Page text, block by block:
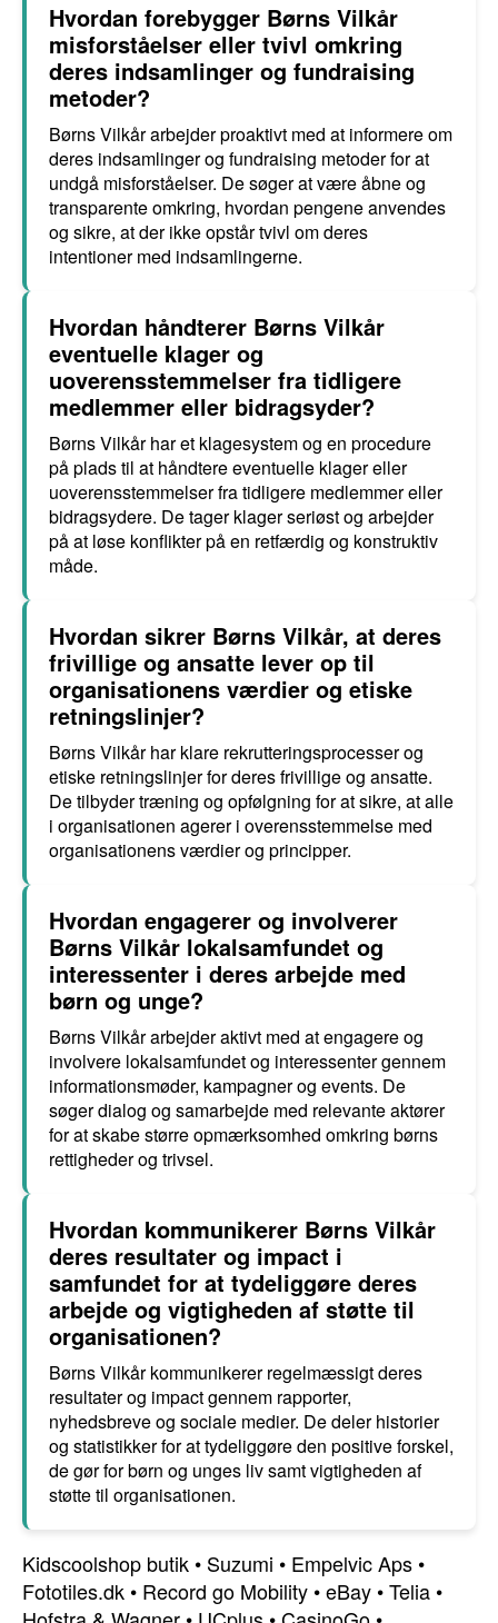
Hvordan forebygger Børns Vilkår
misforståelser eller tvivl omkring
deres indsamlinger og fundraising
metoder?
Børns Vilkår arbejder proaktivt med at informere om
deres indsamlinger og fundraising metoder for at
undgå misforståelser. De søger at være åbne og
transparente omkring, hvordan pengene anvendes
og sikre, at der ikke opstår tvivl om deres
intentioner med indsamlingerne.
Hvordan håndterer Børns Vilkår
eventuelle klager og
uoverensstemmelser fra tidligere
medlemmer eller bidragsyder?
Børns Vilkår har et klagesystem og en procedure
på plads til at håndtere eventuelle klager eller
uoverensstemmelser fra tidligere medlemmer eller
bidragsydere. De tager klager seriøst og arbejder
på at løse konflikter på en retfærdig og konstruktiv
måde.
Hvordan sikrer Børns Vilkår, at deres
frivillige og ansatte lever op til
organisationens værdier og etiske
retningslinjer?
Børns Vilkår har klare rekrutteringsprocesser og
etiske retningslinjer for deres frivillige og ansatte.
De tilbyder træning og opfølgning for at sikre, at alle
i organisationen agerer i overensstemmelse med
organisationens værdier og principper.
Hvordan engagerer og involverer
Børns Vilkår lokalsamfundet og
interessenter i deres arbejde med
børn og unge?
Børns Vilkår arbejder aktivt med at engagere og
involvere lokalsamfundet og interessenter gennem
informationsmøder, kampagner og events. De
søger dialog og samarbejde med relevante aktører
for at skabe større opmærksomhed omkring børns
rettigheder og trivsel.
Hvordan kommunikerer Børns Vilkår
deres resultater og impact i
samfundet for at tydeliggøre deres
arbejde og vigtigheden af støtte til
organisationen?
Børns Vilkår kommunikerer regelmæssigt deres
resultater og impact gennem rapporter,
nyhedsbreve og sociale medier. De deler historier
og statistikker for at tydeliggøre den positive forskel,
de gør for børn og unges liv samt vigtigheden af
støtte til organisationen.
Kidscoolshop butik • Suzumi • Empelvic Aps •
Fototiles.dk • Record go Mobility •eBay •Telia •